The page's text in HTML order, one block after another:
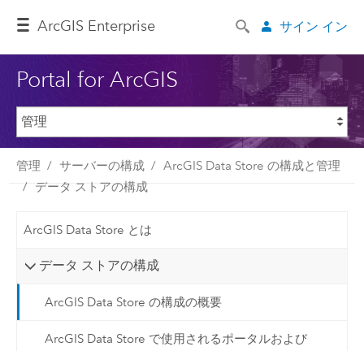
ArcGIS Enterprise サイン イン
Portal for ArcGIS
管理 サーバーの構成
ArcGIS Data Store の構成と管理
データ ストアの構成
ArcGIS Data Store とは
データ ストアの構成
ArcGIS Data Store の構成の概要
ArcGIS Data Store で使用されるポータルおよび